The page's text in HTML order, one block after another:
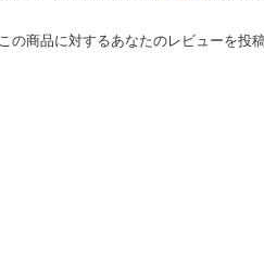
この商品に対するあなたのレビューを投